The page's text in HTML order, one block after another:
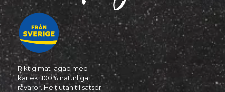
Riktig mat lagad med
kärlek. 100% naturliga
råvaror. Helt utan tillsatser.